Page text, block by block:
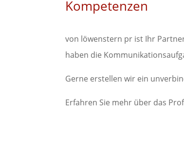
Kompetenzen
von löwenstern pr ist Ihr
haben die
Gerne erstellen wir ein
Erfahren Sie mehr über das